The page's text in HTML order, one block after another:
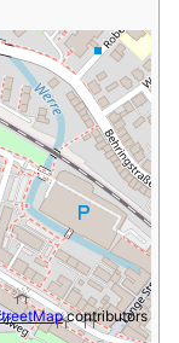
contributors